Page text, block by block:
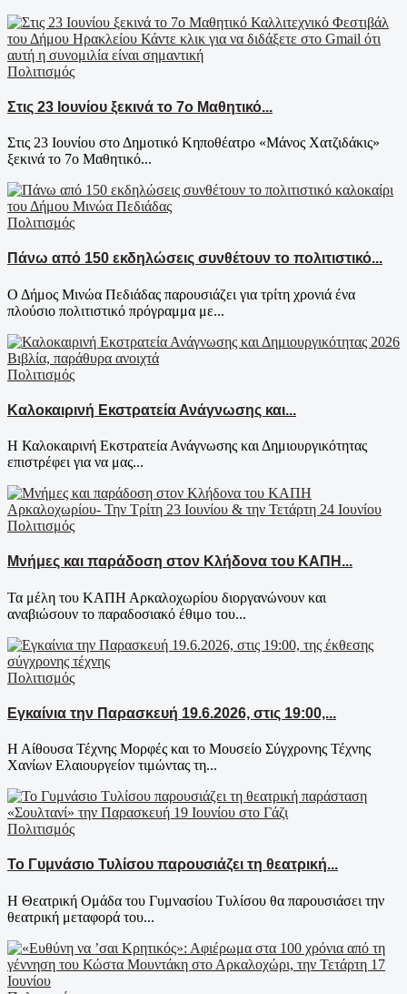
Πολιτισμός
Στις 23 Ιουνίου ξεκινά το 7ο Μαθητικό...
Στις 23 Ιουνίου στο Δημοτικό Κηποθέατρο «Μάνος Χατζιδάκις»
ξεκινά το 7ο Μαθητικό...
Πολιτισμός
Πάνω από 150 εκδηλώσεις συνθέτουν το πολιτιστικό...
Ο Δήμος Μινώα Πεδιάδας παρουσιάζει για τρίτη χρονιά ένα
πλούσιο πολιτιστικό πρόγραμμα με...
Πολιτισμός
Καλοκαιρινή Εκστρατεία Ανάγνωσης και...
Η Καλοκαιρινή Εκστρατεία Ανάγνωσης και Δημιουργικότητας
επιστρέφει για να μας...
Πολιτισμός
Μνήμες και παράδοση στον Κλήδονα του ΚΑΠΗ...
Τα μέλη του ΚΑΠΗ Αρκαλοχωρίου διοργανώνουν και
αναβιώσουν το παραδοσιακό έθιμο του...
Πολιτισμός
Εγκαίνια την Παρασκευή 19.6.2026, στις 19:00,...
Η Αίθουσα Τέχνης Μορφές και το Μουσείο Σύγχρονης Τέχνης
Χανίων Ελαιουργείον τιμώντας τη...
Πολιτισμός
Το Γυμνάσιο Τυλίσου παρουσιάζει τη θεατρική...
Η Θεατρική Ομάδα του Γυμνασίου Τυλίσου θα παρουσιάσει την
θεατρική μεταφορά του...